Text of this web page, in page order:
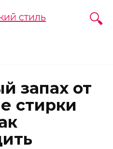
запах от
стирки